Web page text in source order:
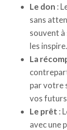
Le don :
sans
souvent à
les inspire.
La
par votre
vos
Le prêt :
avec une